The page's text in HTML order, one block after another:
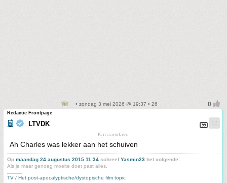
• zondag 3 mei 2026 @ 19:37 • 26
Redactie Frontpage
LTVDK
Kazaamdavu
Ah Charles was lekker aan het schuiven
Op maandag 24 augustus 2015 11:34 schreefYasmin23 het volgende:
Als je maar genoeg moeite doet past alles.
TV / Het post-apocalyptische/dystopische film topic